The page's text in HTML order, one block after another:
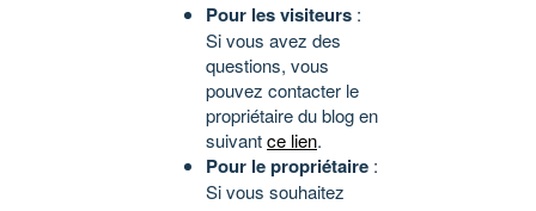
Pour les visiteurs :
Si vous avez des
questions, vous
pouvez contacter le
propriétaire du blog en
suivantce lien.
Pour le propriétaire :
Si vous souhaitez